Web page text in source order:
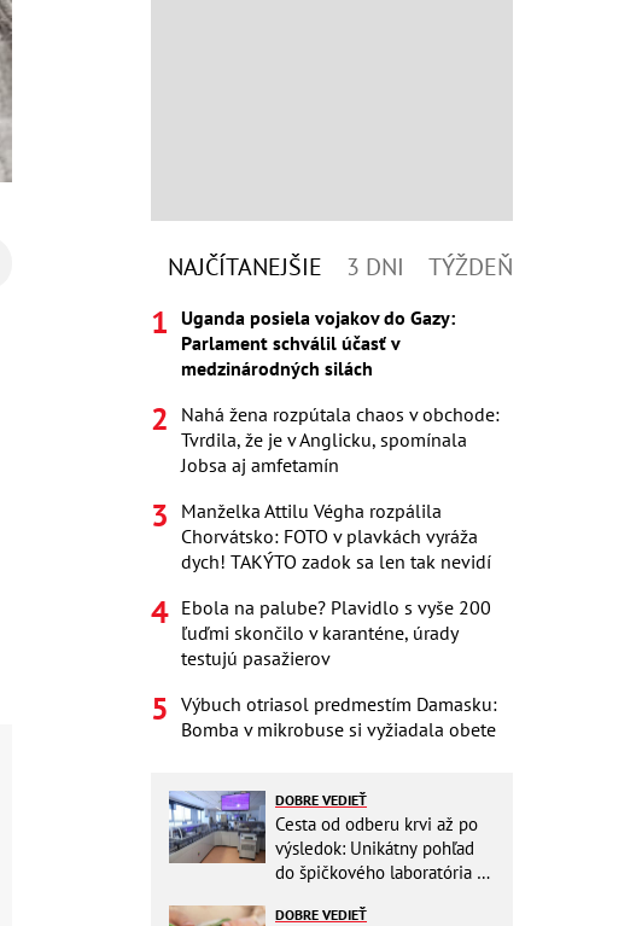
NAJČÍTANEJŠIE 3 DNI TÝŽDEŇ
Uganda posiela vojakov do Gazy:
Parlament schválil účasť v
medzinárodných silách
Nahá žena rozpútala chaos v obchode:
Tvrdila, že je v Anglicku, spomínala
Jobsa aj amfetamín
Manželka Attilu Végha rozpálila
Chorvátsko: FOTO v plavkách vyráža
dych! TAKÝTO zadok sa len tak nevidí
Ebola na palube? Plavidlo s vyše 200
ľuďmi skončilo v karanténe, úrady
testujú pasažierov
Výbuch otriasol predmestím Damasku:
Bomba v mikrobuse si vyžiadala obete
DOBRE VEDIEŤ
Cesta od odberu krvi až po
výsledok: Unikátny pohľad
do špičkového laboratória na
DOBRE VEDIEŤ